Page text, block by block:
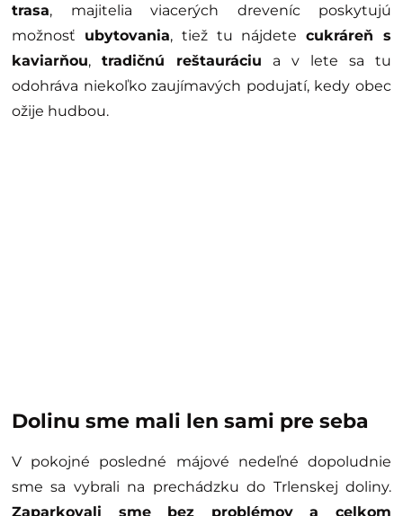
trasa, majitelia viacerých dreveníc poskytujú
možnosť ubytovania, tiež tu nájdetecukráreň s
kaviarňou, tradičnú reštauráciu a v lete sa tu
odohráva niekoľko zaujímavých podujatí, kedy obec
ožije hudbou.
Dolinu sme mali len sami pre seba
V pokojné posledné májové nedeľné dopoludnie
sme sa vybrali na prechádzku do Trlenskej doliny.
Zaparkovali sme bez problémov a celkom